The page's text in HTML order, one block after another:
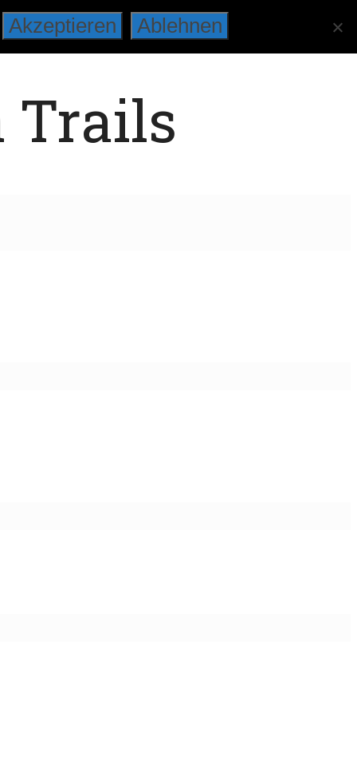
Trails
Akzeptieren Ablehnen